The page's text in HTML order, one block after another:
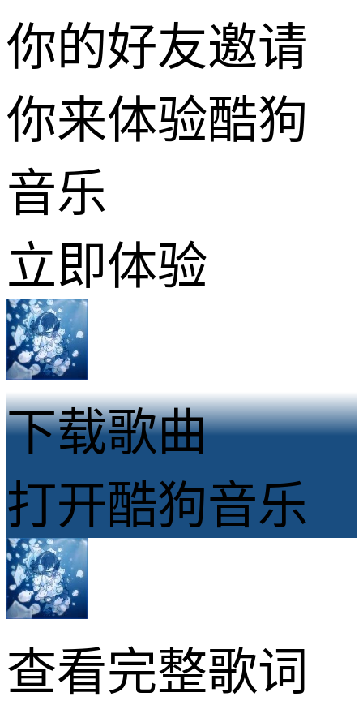
你的好友邀请
你来体验酷狗
音乐
立即体验
下载歌曲
打开酷狗音乐
查看完整歌词